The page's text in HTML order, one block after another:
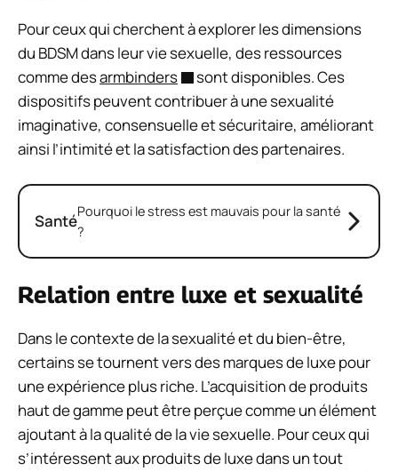
Pour ceux qui cherchent à explorer les dimensions
du BDSM dans leur vie sexuelle, des ressources
comme desarmbinders
sont disponibles. Ces
dispositifs peuvent contribuer à une sexualité
imaginative, consensuelle et sécuritaire, améliorant
ainsi l’intimité et la satisfaction des partenaires.
SantéPourquoi le stress est mauvais pour la santé
?
Relation entre luxe et sexualité
Dans le contexte de la sexualité et du bien-être,
certains se tournent vers des marques de luxe pour
une expérience plus riche. L’acquisition de produits
haut de gamme peut être perçue comme un élément
ajoutant à la qualité de la vie sexuelle. Pour ceux qui
s’intéressent aux produits de luxe dans un tout